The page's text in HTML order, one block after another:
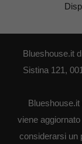
Blueshouse.it
Sistina 121,
viene
considerarsi un